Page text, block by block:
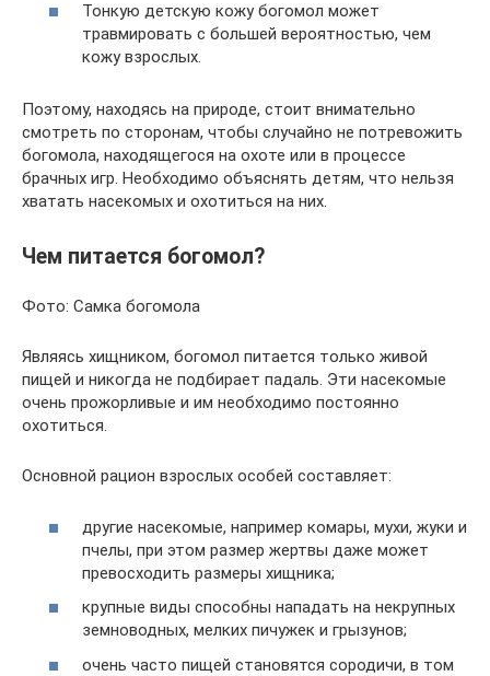
Тонкую детскую кожу богомол может
травмировать с большей вероятностью, чем
кожу взрослых.
Поэтому, находясь на природе, стоит внимательно
смотреть по сторонам, чтобы случайно не потревожить
богомола, находящегося на охоте или в процессе
брачных игр. Необходимо объяснять детям, что нельзя
хватать насекомых и охотиться на них.
Чем питается богомол?
Фото: Самка богомола
Являясь хищником, богомол питается только живой
пищей и никогда не подбирает падаль. Эти насекомые
очень прожорливые и им необходимо постоянно
охотиться.
Основной рацион взрослых особей составляет:
другие насекомые, например комары, мухи, жуки и
пчелы, при этом размер жертвы даже может
превосходить размеры хищника;
крупные виды способны нападать на некрупных
земноводных, мелких пичужек и грызунов;
очень часто пищей становятся сородичи, в том